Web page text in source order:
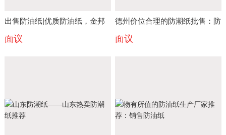
出售防油纸|优质防油纸，金邦
纸业提供
面议
德州价位合理的防潮纸批售：防
潮纸厂家
面议